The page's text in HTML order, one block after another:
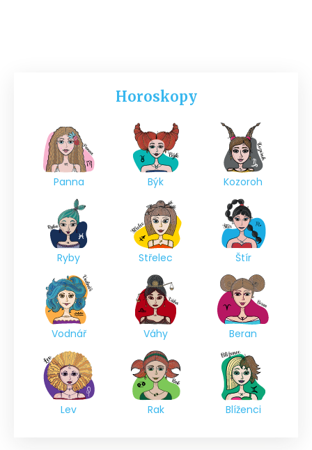
Horoskopy
Panna Býk Kozoroh
Ryby Střelec Štír
Vodnář Váhy Beran
Lev Rak Blíženci